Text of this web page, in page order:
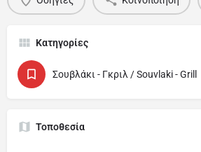
Κατηγορίες
Σουβλάκι - Γκριλ / Souvlaki - Grill
Τοποθεσία